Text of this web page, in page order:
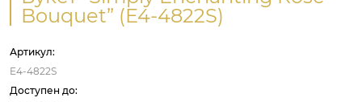
Bouquet” (E4-4822S)
Артикул:
E4-4822S
Доступен до: